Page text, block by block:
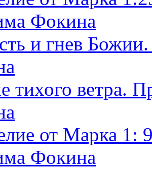
Фокина
и гнев
тихого ветра.
от Марка 1:
Фокина